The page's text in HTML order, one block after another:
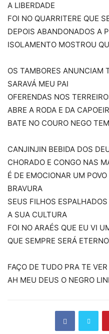
A LIBERDADE
FOI NO QUARRITERE QUE
DEPOIS ABANDONADOS A
ISOLAMENTO MOSTROU
OS TAMBORES ANUNCIAM
SARAVÁ MEU PAI
OFERENDAS NOS
ABRE A RODA E DA
BATE NO COURO NEGO
CANJINJIN BEBIDA DOS
CHORADO E CONGO NAS
É DE EMOCIONAR UM
BRAVURA
SEUS FILHOS
A SUA CULTURA
FOI NO ARAÉS QUE EU VI
QUE SEMPRE SERÁ
FAÇO DE TUDO PRA TE
AH MEU DEUS O NEGRO